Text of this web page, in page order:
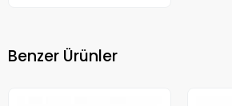
Benzer Ürünler